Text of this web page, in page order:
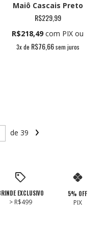
Maiô Cascais Preto
R$229,99
R$218,49 com PIX ou
3x de R$76,66sem juros
de 39
EXCLUSIVO
> R$499
5% OFF
PIX